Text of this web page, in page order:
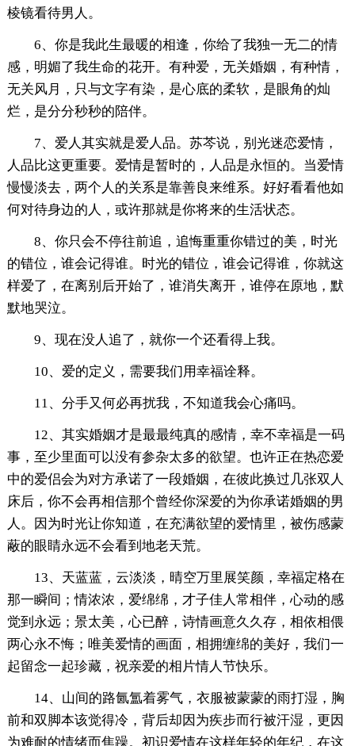
棱镜看待男人。
6、你是我此生最暖的相逢，你给了我独一无二的情
感，明媚了我生命的花开。有种爱，无关婚姻，有种情，
无关风月，只与文字有染，是心底的柔软，是眼角的灿
烂，是分分秒秒的陪伴。
7、爱人其实就是爱人品。苏芩说，别光迷恋爱情，
人品比这更重要。爱情是暂时的，人品是永恒的。当爱情
慢慢淡去，两个人的关系是靠善良来维系。好好看看他如
何对待身边的人，或许那就是你将来的生活状态。
8、你只会不停往前追，追悔重重你错过的美，时光
的错位，谁会记得谁。时光的错位，谁会记得谁，你就这
样爱了，在离别后开始了，谁消失离开，谁停在原地，默
默地哭泣。
9、现在没人追了，就你一个还看得上我。
10、爱的定义，需要我们用幸福诠释。
11、分手又何必再扰我，不知道我会心痛吗。
12、其实婚姻才是最最纯真的感情，幸不幸福是一码
事，至少里面可以没有参杂太多的欲望。也许正在热恋爱
中的爱侣会为对方承诺了一段婚姻，在彼此换过几张双人
床后，你不会再相信那个曾经你深爱的为你承诺婚姻的男
人。因为时光让你知道，在充满欲望的爱情里，被伤感蒙
蔽的眼睛永远不会看到地老天荒。
13、天蓝蓝，云淡淡，晴空万里展笑颜，幸福定格在
那一瞬间；情浓浓，爱绵绵，才子佳人常相伴，心动的感
觉到永远；景太美，心已醉，诗情画意久久存，相依相偎
两心永不悔；唯美爱情的画面，相拥缠绵的美好，我们一
起留念一起珍藏，祝亲爱的相片情人节快乐。
14、山间的路氤氲着雾气，衣服被蒙蒙的雨打湿，胸
前和双脚本该觉得冷，背后却因为疾步而行被汗湿，更因
为难耐的情绪而焦躁。初识爱情在这样年轻的年纪，在这